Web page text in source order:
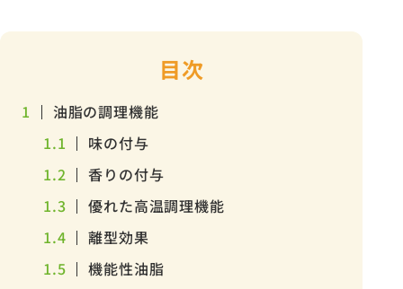
目次
1
油脂の調理機能
1.1
味の付与
1.2
香りの付与
1.3
優れた高温調理機能
1.4
離型効果
1.5
機能性油脂